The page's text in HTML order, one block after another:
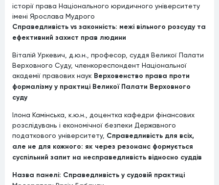
історії права Національного юридичного університету
імені Ярослава Мудрого
Справедливість vs законність: межі вільного розсуду та
ефективний захист прав людини
Віталій Уркевич, д.ю.н., професор, суддя Великої Палати
Верховного Суду, членкореспондент Національної
академії правових наук Верховенство права проти
формалізму у практиці Великої Палати Верховного
суду
Ілона Камінська, к.ю.н., доцентка кафедри фінансових
розслідувань і економічної безпеки Державного
податкового університету, Справедливість для всіх,
але не для кожного: як через резонанс формується
суспільний запит на несправедливість відносно суддів
Назва панелі: Справедливість у судовій практиці